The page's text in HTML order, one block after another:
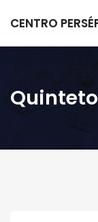
CENTRO